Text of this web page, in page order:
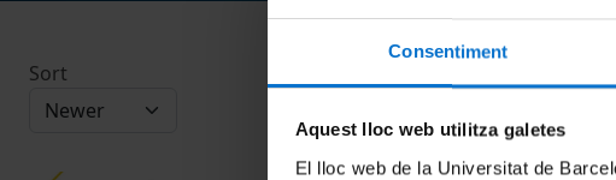
Consentiment
Aquest lloc web utilitza galetes
El lloc web de la Universitat de
Sort